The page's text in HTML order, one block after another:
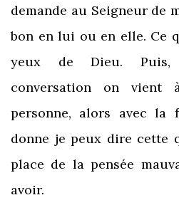
demande au Seigneur de
bon en lui ou en elle. Ce
yeux de Dieu.
conversation on vient
personne, alors avec la
donne je peux dire cette
place de la pensée
avoir.